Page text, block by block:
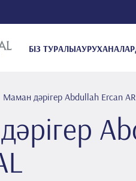
БІЗ ТУРАЛЫАУРУХАНАЛАР
Маман дәрігер Abdullah Ercan